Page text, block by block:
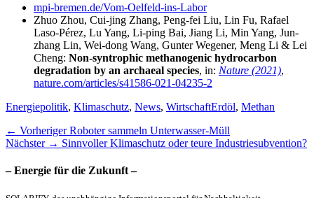
mpi-bremen.de/Vom-Oelfeld-ins-Labor
Zhuo Zhou, Cui-jing Zhang, Peng-fei Liu, Lin Fu, Rafael
Laso-Pérez, Lu Yang, Li-ping Bai, Jiang Li, Min Yang, Jun-
zhang Lin, Wei-dong Wang, Gunter Wegener, Meng Li & Lei
Cheng: Non-syntrophic methanogenic hydrocarbon
degradation by an archaeal species, in: Nature (2021),
nature.com/articles/s41586-021-04235-2
Kategorien
Energiepolitik, Klimaschutz, News, WirtschaftSchlagworte
Erdöl, Methan
Beitragsnavigation
← Vorheriger Vorheriger
Beitrag:
Roboter sammeln Unterwasser-Müll
Nächster → Nächster
Sinnvoller Klimaschutz oder teure Industriesubvention?
– Energie für die Zukunft –